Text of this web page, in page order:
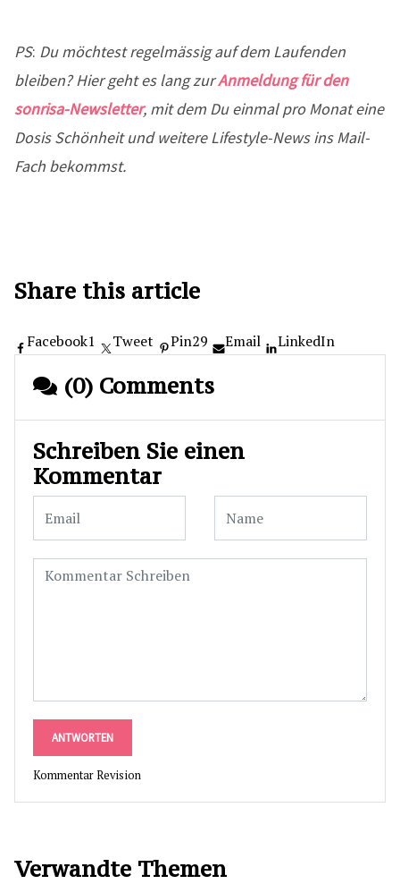
PS: Du möchtest regelmässig auf dem Laufenden
bleiben? Hier geht es lang zurAnmeldung für den
sonrisa-Newsletter, mit dem Du einmal pro Monat eine
Dosis Schönheit und weitere Lifestyle-News ins Mail-
Fach bekommst.
Share this article
Facebook1 Tweet Pin29 Email LinkedIn
(0) Comments
Schreiben Sie einen
Kommentar
ANTWORTEN
Kommentar Revision
Verwandte Themen